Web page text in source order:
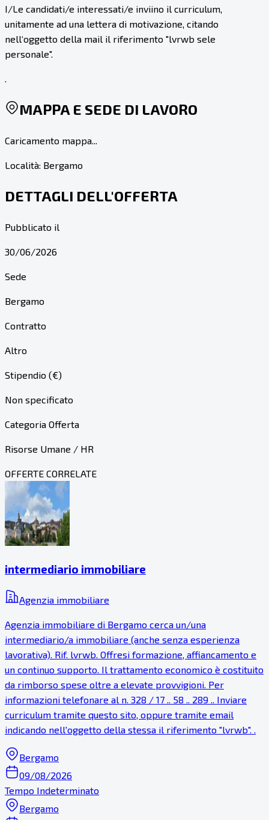
I/Le candidati/e interessati/e inviino il curriculum,
unitamente ad una lettera di motivazione, citando
nell‘oggetto della mail il riferimento "lvrwb sele
personale".
.
MAPPA E SEDE DI LAVORO
Caricamento mappa...
Località: Bergamo
DETTAGLI DELL'OFFERTA
Pubblicato il
30/06/2026
Sede
Bergamo
Contratto
Altro
Stipendio (€)
Non specificato
Categoria Offerta
Risorse Umane / HR
OFFERTE CORRELATE
intermediario immobiliare
Agenzia immobiliare
Agenzia immobiliare di Bergamo cerca un/una
intermediario/a immobiliare (anche senza esperienza
lavorativa). Rif. lvrwb. Offresi formazione, affiancamento e
un continuo supporto. Il trattamento economico è costituito
da rimborso spese oltre a elevate provvigioni. Per
informazioni telefonare al n. 328 / 17 .. 58 .. 289 .. Inviare
curriculum tramite questo sito, oppure tramite email
indicando nell'oggetto della stessa il riferimento "lvrwb". .
Bergamo
09/08/2026
Tempo Indeterminato
Bergamo